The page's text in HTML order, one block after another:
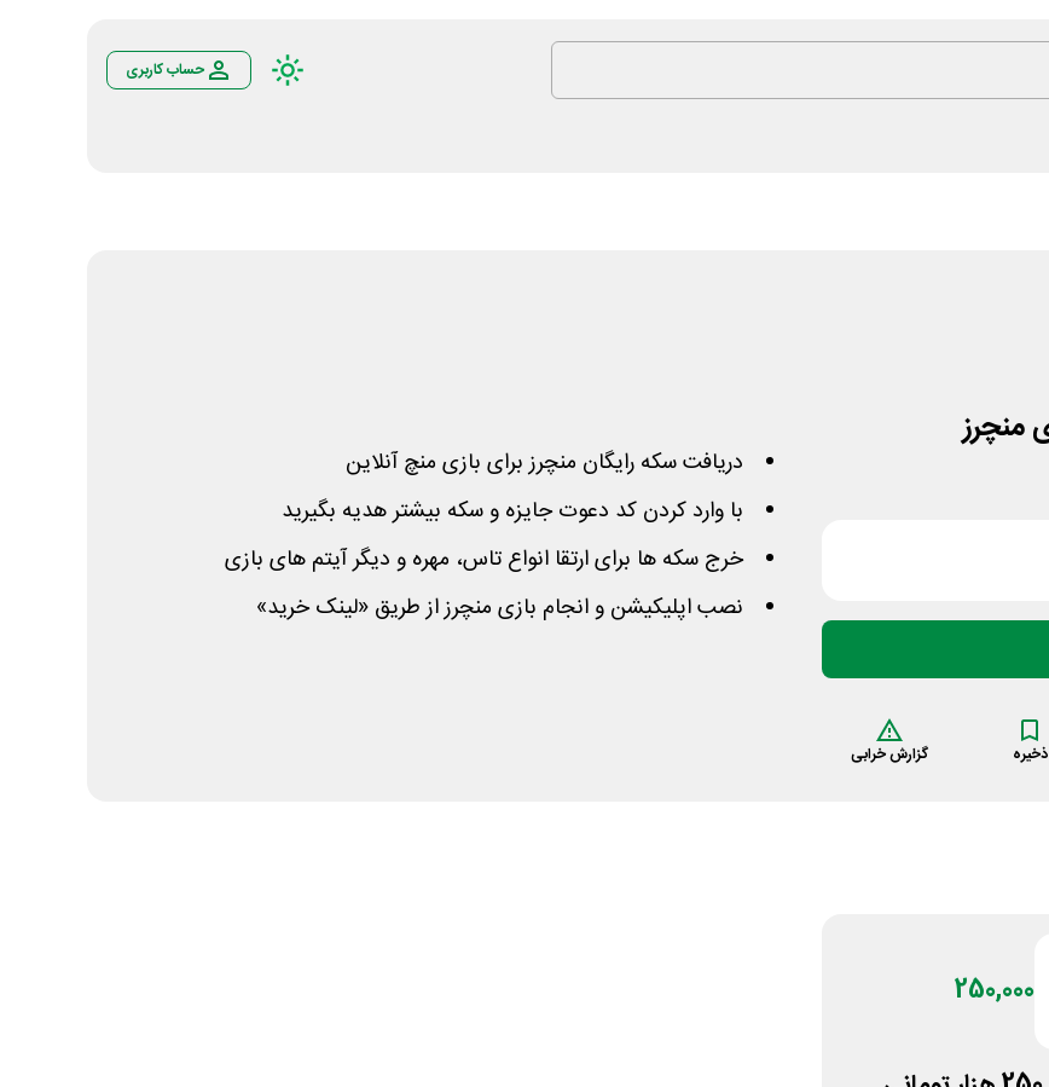
حساب کاربری
ذخیره گزارش خرابی
دریافت سکه رایگان منچرز برای بازی منچ آنلاین
با وارد کردن کد دعوت جایزه و سکه بیشتر هدیه بگیرید
خرج سکه ها برای ارتقا انواع تاس، مهره و دیگر آیتم های بازی
نصب اپلیکیشن و انجام بازی منچرز از طریق «لینک خرید»
250,000